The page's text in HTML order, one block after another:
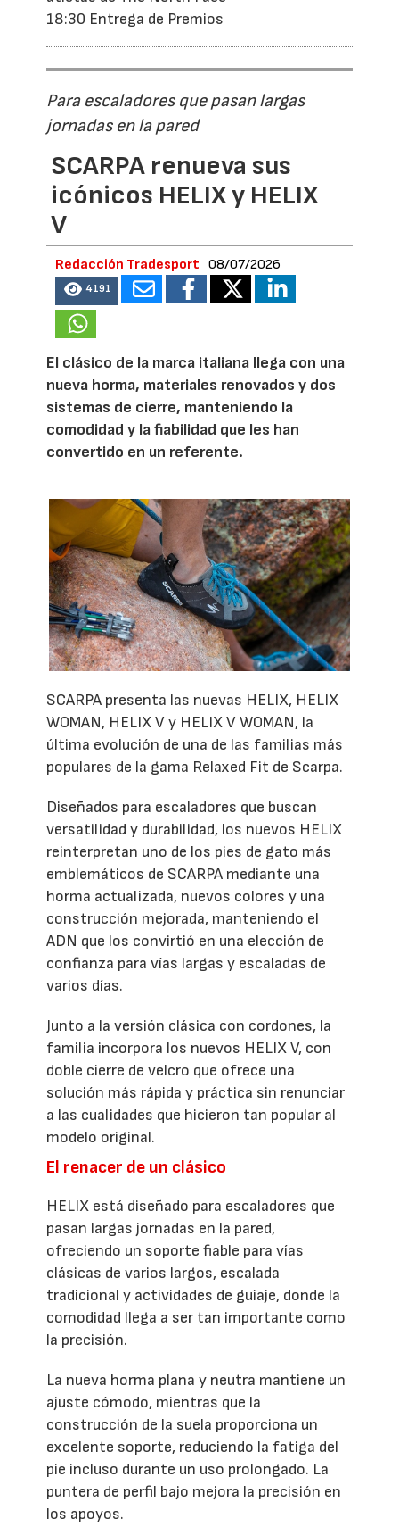
18:30 Entrega de Premios
Para escaladores que pasan largas
jornadas en la pared
SCARPA renueva sus
icónicos HELIX y HELIX
V
Redacción Tradesport 08/07/2026
4191
El clásico de la marca italiana llega con una
nueva horma, materiales renovados y dos
sistemas de cierre, manteniendo la
comodidad y la fiabilidad que les han
convertido en un referente.
SCARPA presenta las nuevas HELIX, HELIX
WOMAN, HELIX V y HELIX V WOMAN, la
última evolución de una de las familias más
populares de la gama Relaxed Fit de Scarpa.
Diseñados para escaladores que buscan
versatilidad y durabilidad, los nuevos HELIX
reinterpretan uno de los pies de gato más
emblemáticos de SCARPA mediante una
horma actualizada, nuevos colores y una
construcción mejorada, manteniendo el
ADN que los convirtió en una elección de
confianza para vías largas y escaladas de
varios días.
Junto a la versión clásica con cordones, la
familia incorpora los nuevos HELIX V, con
doble cierre de velcro que ofrece una
solución más rápida y práctica sin renunciar
a las cualidades que hicieron tan popular al
modelo original.
El renacer de un clásico
HELIX está diseñado para escaladores que
pasan largas jornadas en la pared,
ofreciendo un soporte fiable para vías
clásicas de varios largos, escalada
tradicional y actividades de guíaje, donde la
comodidad llega a ser tan importante como
la precisión.
La nueva horma plana y neutra mantiene un
ajuste cómodo, mientras que la
construcción de la suela proporciona un
excelente soporte, reduciendo la fatiga del
pie incluso durante un uso prolongado. La
puntera de perfil bajo mejora la precisión en
los apoyos.